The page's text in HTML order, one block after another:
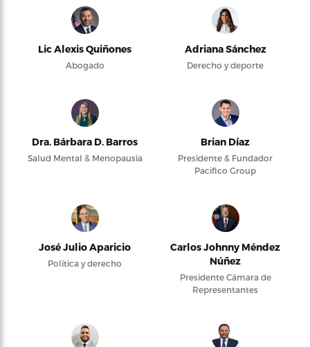
Lic Alexis Quiñones
Abogado
Adriana Sánchez
Derecho y deporte
Dra. Bárbara D. Barros
Salud Mental & Menopausia
Brian Díaz
Presidente & Fundador
Pacifico Group
José Julio Aparicio
Política y derecho
Carlos Johnny Méndez
Núñez
Presidente Cámara de
Representantes